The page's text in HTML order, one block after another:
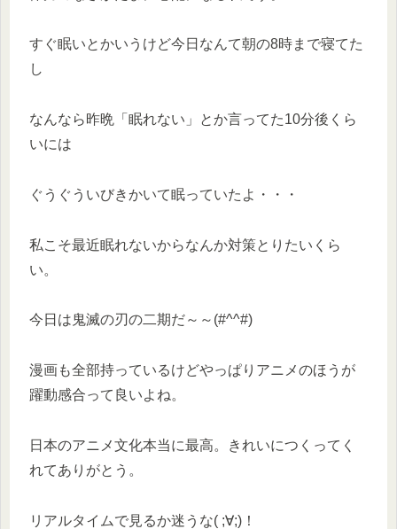
すぐ眠いとかいうけど今日なんて朝の8時まで寝てた
し
なんなら昨晩「眠れない」とか言ってた10分後くら
いには
ぐうぐういびきかいて眠っていたよ・・・
私こそ最近眠れないからなんか対策とりたいくら
い。
今日は鬼滅の刃の二期だ～～(#^^#)
漫画も全部持っているけどやっぱりアニメのほうが
躍動感合って良いよね。
日本のアニメ文化本当に最高。きれいにつくってく
れてありがとう。
リアルタイムで見るか迷うな( ;∀;)！